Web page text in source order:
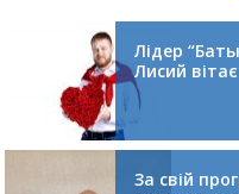
Лідер
Лисий
За свій